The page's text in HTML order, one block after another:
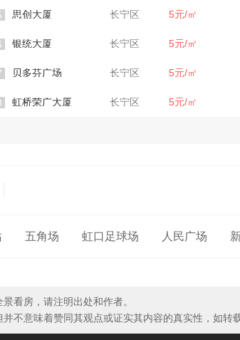
思创大厦 长宁区 5元/㎡
银统大厦 长宁区 5元/㎡
贝多芬广场 长宁区 5元/㎡
虹桥荣广大厦 长宁区 5元/㎡
五角场 虹口足球场 人民广场
看房，请注明出处和作者。
不意味着赞同其观点或证实其内容的真实性，如转